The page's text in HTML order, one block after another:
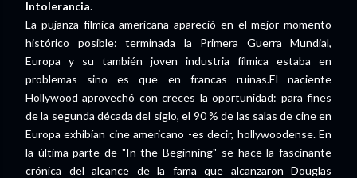
Intolerancia.
La pujanza fílmica americana apareció en el mejor momento
histórico posible: terminada la Primera Guerra Mundial,
Europa y su también joven industria fílmica estaba en
problemas sino es que en francas ruinas.El naciente
Hollywood aprovechó con creces la oportunidad: para fines
de la segunda década del siglo, el 90 % de las salas de cine en
Europa exhibían cine americano -es decir, hollywoodense. En
la última parte de "In the Beginning" se hace la fascinante
crónica del alcance de la fama que alcanzaron Douglas